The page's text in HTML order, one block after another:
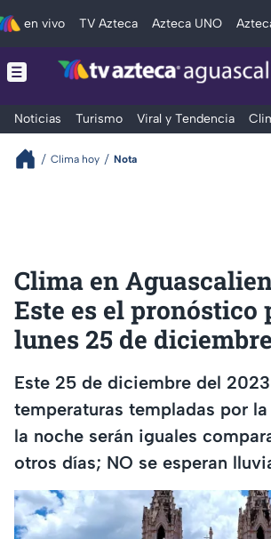
en vivo TV Azteca Azteca UNO
Noticias Turismo Viral y Tendencia
Clima hoy Nota
Clima en
Este es el pronóstico
lunes 25 de diciembre
Este 25 de diciembre del
temperaturas templadas por la
la noche serán iguales
otros días; NO se esperan